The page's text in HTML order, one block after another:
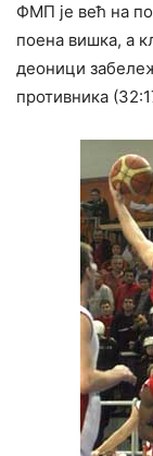
ФМП је већ на
поена вишка, а
деоници
противника